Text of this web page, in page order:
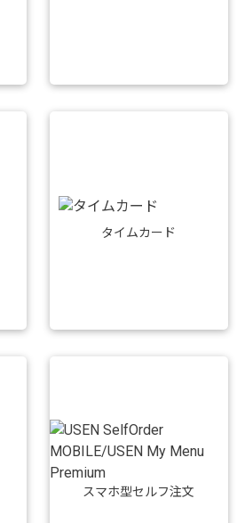
タイムカード
スマホ型セルフ注文